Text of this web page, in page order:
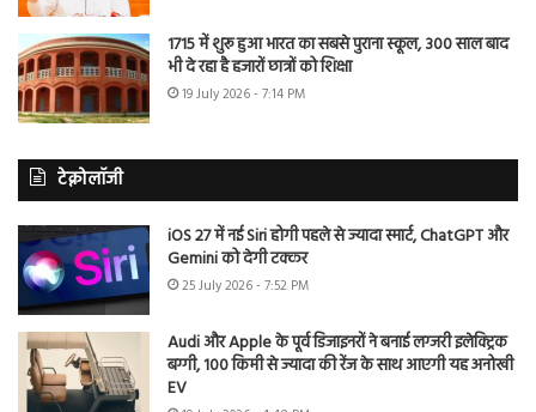
1715 में शुरू हुआ भारत का सबसे पुराना स्कूल, 300 साल बाद
भी दे रहा है हजारों छात्रों को शिक्षा
19 July 2026 - 7:14 PM
टेक्नोलॉजी
iOS 27 में नई Siri होगी पहले से ज्यादा स्मार्ट, ChatGPT और
Gemini को देगी टक्कर
25 July 2026 - 7:52 PM
Audi और Apple के पूर्व डिजाइनरों ने बनाई लग्जरी इलेक्ट्रिक
बग्गी, 100 किमी से ज्यादा की रेंज के साथ आएगी यह अनोखी
EV